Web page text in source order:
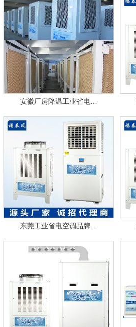
安徽厂房降温工业省电…
东莞工业省电空调品牌…